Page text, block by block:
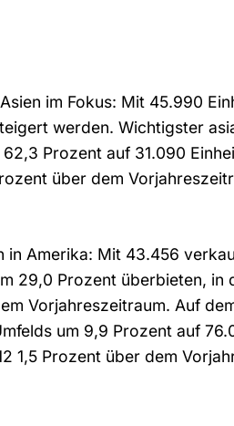
im Fokus: Mit 45.990
werden. Wichtigster
Prozent auf 31.090
über dem
Amerika: Mit 43.456
29,0 Prozent überbieten, in
Vorjahreszeitraum. Auf
um 9,9 Prozent auf
1,5 Prozent über dem